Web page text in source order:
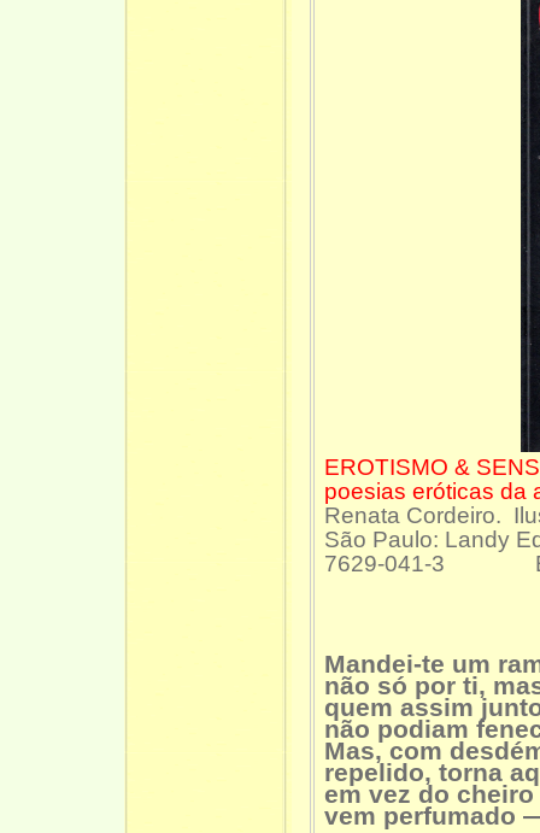
EROTISMO &
poesias eróticas da
Renata Cordeiro.
São Paulo: Landy
7629-041-3 Ex.
Mandei-te um
não só por ti,
quem assim
não podiam
Mas, com
repelido, torna
em vez do
vem perfumado